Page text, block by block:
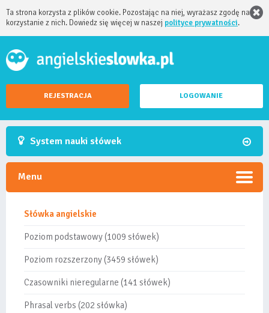
Ta strona korzysta z plików cookie. Pozostając na niej, wyrażasz zgodę na
korzystanie z nich. Dowiedz się więcej w naszej polityce prywatności.
REJESTRACJA LOGOWANIE
System nauki słówek
Menu
Słówka angielskie
Poziom podstawowy (1009 słówek)
Poziom rozszerzony (3459 słówek)
Czasowniki nieregularne (141 słówek)
Phrasal verbs (202 słówka)